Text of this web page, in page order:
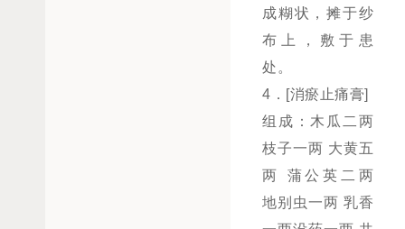
成糊状，摊于纱
布上，敷于患
处。
4．[消瘀止痛膏]
组成：木瓜二两
枝子一两 大黄五
两 蒲公英二两
地别虫一两 乳香